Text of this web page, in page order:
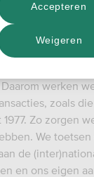
we onze
als
werken
zoals
Zo zorgen
We
de
en ons eigen
Weigeren
Accepteren